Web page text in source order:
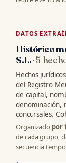
DATOS
Histórico
S.L.· 5
Hechos
del Registro
de capital,
denominación,
concursales.
Organizado por
de cada grupo,
secuencia